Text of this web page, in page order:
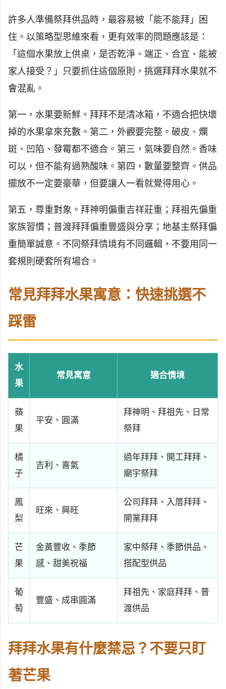
許多人準備祭拜供品時，最容易被「能不能拜」困
住。以策略型思維來看，更有效率的問題應該是：
「這個水果放上供桌，是否乾淨、端正、合宜、能被
家人接受？」只要抓住這個原則，挑選拜拜水果就不
會混亂。
第一，水果要新鮮。拜拜不是清冰箱，不適合把快壞
掉的水果拿來充數。第二，外觀要完整。破皮、爛
斑、凹陷、發霉都不適合。第三，氣味要自然。香味
可以，但不能有過熟酸味。第四，數量要整齊。供品
擺放不一定要豪華，但要讓人一看就覺得用心。
第五，尊重對象。拜神明偏重吉祥莊重；拜祖先偏重
家族習慣；普渡拜拜偏重豐盛與分享；地基主祭拜偏
重簡單誠意。不同祭拜情境有不同邏輯，不要用同一
套規則硬套所有場合。
常見拜拜水果寓意：快速挑選不
踩雷
水
果
常見寓意 適合情境
蘋
果
平安、圓滿
拜神明、拜祖先、日常
祭拜
橘
子
吉利、喜氣
過年拜拜、開工拜拜、
廟宇祭拜
鳳
梨
旺來、興旺
公司拜拜、入厝拜拜、
開業拜拜
芒
果
金黃豐收、季節
感、甜美祝福
家中祭拜、季節供品、
搭配型供品
葡
萄
豐盛、成串圓滿
拜祖先、家庭拜拜、普
渡供品
拜拜水果有什麼禁忌？不要只盯
著芒果